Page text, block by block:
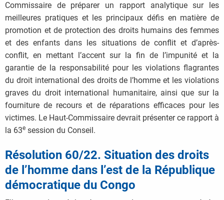
Commissaire de préparer un rapport analytique sur les
meilleures pratiques et les principaux défis en matière de
promotion et de protection des droits humains des femmes
et des enfants dans les situations de conflit et d’après-
conflit, en mettant l’accent sur la fin de l’impunité et la
garantie de la responsabilité pour les violations flagrantes
du droit international des droits de l’homme et les violations
graves du droit international humanitaire, ainsi que sur la
fourniture de recours et de réparations efficaces pour les
victimes. Le Haut-Commissaire devrait présenter ce rapport à
la 63e session du Conseil.
Résolution 60/22. Situation des droits
de l’homme dans l’est de la République
démocratique du Congo